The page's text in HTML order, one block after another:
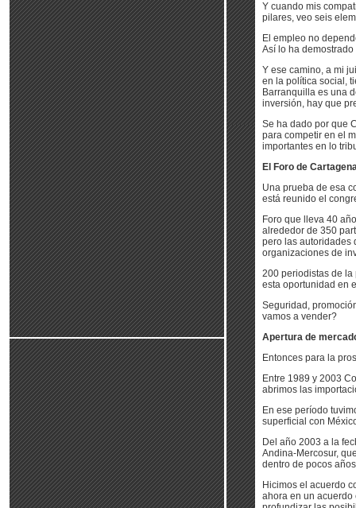
Y cuando mis
pilares, veo seis
El empleo no
Así lo ha
Y ese camino, a mi
en la política social,
Barranquilla es una
inversión, hay que
Se ha dado por que
para competir en el
importantes en lo
El Foro de
Una prueba de esa
está reunido el
Foro que lleva 40
alrededor de 350
pero las autoridades
organizaciones de
200 periodistas de la
esta oportunidad en
Seguridad,
vamos a vender?
Apertura de
Entonces para la
Entre 1989 y 2003
abrimos las
En ese período
superficial con
Del año 2003 a la
Andina-Mercosur,
dentro de pocos
Hicimos el acuerdo
ahora en un acuerdo